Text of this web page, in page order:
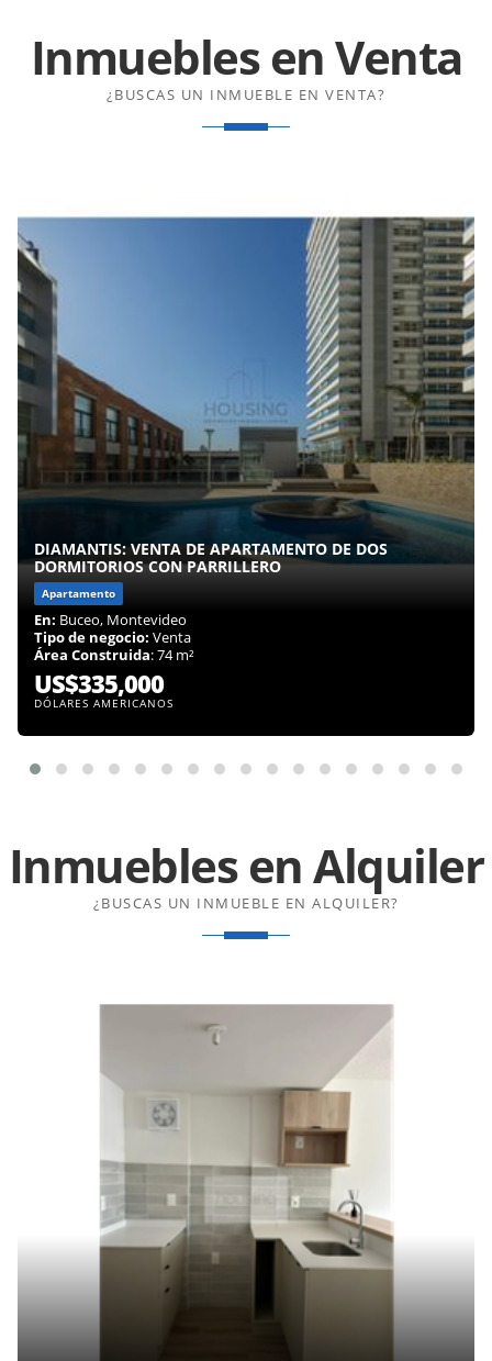
Inmuebles enVenta
¿BUSCAS UN INMUEBLE EN VENTA?
DIAMANTIS: VENTA DE APARTAMENTO DE DOS
DORMITORIOS CON PARRILLERO
Apartamento
En: Buceo, Montevideo
Tipo de negocio: Venta
Área Construida: 74 m²
US$335,000
DÓLARES AMERICANOS
Inmuebles enAlquiler
¿BUSCAS UN INMUEBLE EN ALQUILER?